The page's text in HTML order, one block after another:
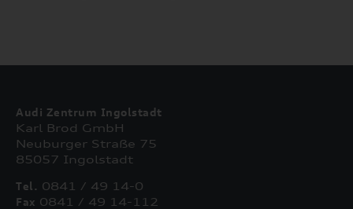
Audi Zentrum Ingolstadt
Karl Brod GmbH
Neuburger Straße 75
85057 Ingolstadt
Tel. 0841 / 49 14-0
Fax 0841 / 49 14-112